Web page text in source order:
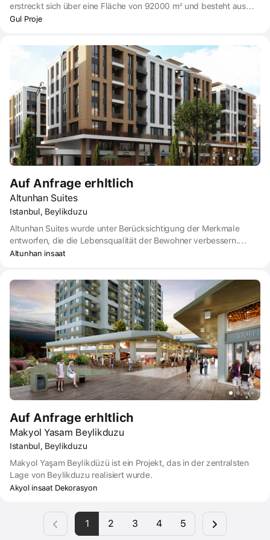
erstreckt sich über eine Fläche von 92000 m² und besteht aus
insgesamt 17 Blöcken. Das Projekt, das auch 1156 Wohnungen
Hayat-Tal, das sich von Beylikduzu bis zur Küste erstreckt, und
unterscheidet sich von ähnlichen Projekten dadurch, dass
Bildungs- und medizinische Einrichtungen, Erholungs-,
Unterhaltungs- und Sportgebiete sowie ein breites Spektrum an
öffentlichen Dienstleistungen zu Fuß erreichbar sind.
Gul Proje
Auf Anfrage erhltlich
Altunhan Suites
Istanbul, Beylikduzu
Altunhan Suites wurde unter Berücksichtigung der Merkmale
entworfen, die die Lebensqualität der Bewohner verbessern.
Altuhan Suite, eines der prestigeträchtigen Projekte von Altuhan
Altunhan Suite lädt die Bewohner zu einem ruhigen Lebensraum
mit dem Konzept von Wohnungen ein, von denen die meisten aus
4 Zimmern bestehen. Der Komplex öffnet seine Türen mit 3-
Zimmer-, 2-Zimmer- und einer kleinen Anzahl von 1-Zimmer-
Wohnungen.
Altunhan insaat
Auf Anfrage erhltlich
Makyol Yasam Beylikduzu
Istanbul, Beylikduzu
Makyol Yaşam Beylikdüzü ist ein Projekt, das in der zentralsten
Lage von Beylikduzu realisiert wurde.
Akyol insaat Dekorasyon
1 2 3 4 5